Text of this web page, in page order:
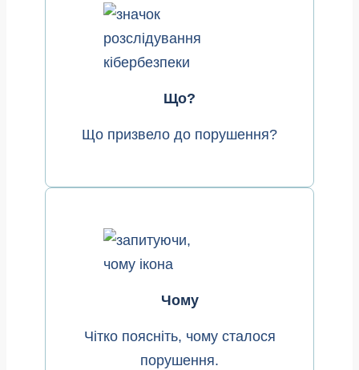
Що?
Що призвело до порушення?
Чому
Чітко поясніть, чому сталося
порушення.